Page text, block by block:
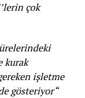
çok
kurak
işletme
gösteriyor“